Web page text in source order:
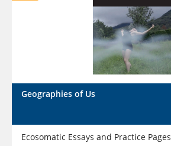
Geographies of Us
Ecosomatic Essays and Practice Pages